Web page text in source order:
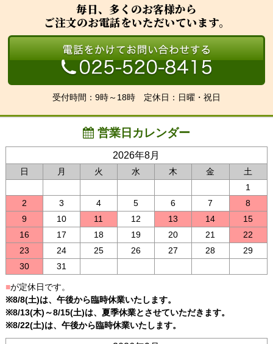
毎日、多くのお客様から
ご注文のお電話をいただいています。
受付時間：9時～18時 定休日：日曜・祝日
営業日カレンダー
2026年8月
日 月 火 水 木 金
土
1
2
3 4 5 6 7
8
9
10 11 12 13 14
15
16
17 18 19 20 21
22
23
24 25 26 27 28
29
30
31
■が定休日です。
※8/8(土)は、午後から臨時休業いたします。
※8/13(木)～8/15(土)は、夏季休業とさせていただきます。
※8/22(土)は、午後から臨時休業いたします。